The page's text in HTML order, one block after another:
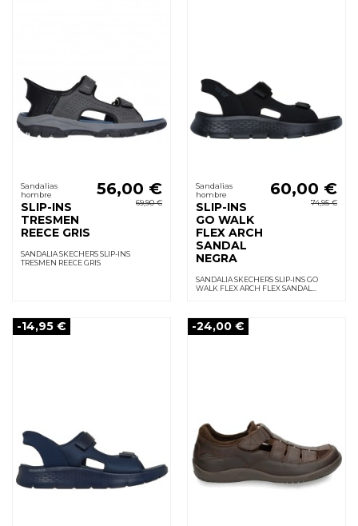
Sandalias
hombre
SLIP-INS
TRESMEN
REECE GRIS
56,00 €
69,90 €
SANDALIA SKECHERS SLIP-INS
TRESMEN REECE GRIS
Sandalias
hombre
SLIP-INS
GO WALK
FLEX ARCH
SANDAL
NEGRA
60,00 €
74,95 €
SANDALIA SKECHERS SLIP-INS GO
WALK FLEX ARCH FLEX SANDAL
-14,95 € -24,00 €